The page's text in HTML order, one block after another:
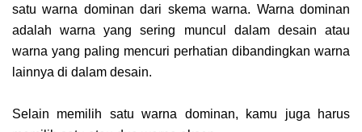
satu warna dominan dari skema warna. Warna dominan
adalah warna yang sering muncul dalam desain atau
warna yang paling mencuri perhatian dibandingkan warna
lainnya di dalam desain.
Selain memilih satu warna dominan, kamu juga harus